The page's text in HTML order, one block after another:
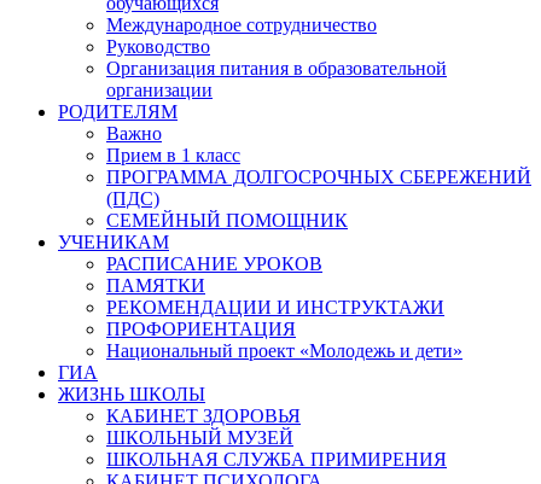
Международное сотрудничество
Руководство
Организация питания в образовательной
организации
РОДИТЕЛЯМ
Важно
Прием в 1 класс
ПРОГРАММА ДОЛГОСРОЧНЫХ СБЕРЕЖЕНИЙ
(ПДС)
СЕМЕЙНЫЙ ПОМОЩНИК
УЧЕНИКАМ
РАСПИСАНИЕ УРОКОВ
ПАМЯТКИ
РЕКОМЕНДАЦИИ И ИНСТРУКТАЖИ
ПРОФОРИЕНТАЦИЯ
Национальный проект «Молодежь и дети»
ГИА
ЖИЗНЬ ШКОЛЫ
КАБИНЕТ ЗДОРОВЬЯ
ШКОЛЬНЫЙ МУЗЕЙ
ШКОЛЬНАЯ СЛУЖБА ПРИМИРЕНИЯ